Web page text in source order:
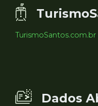
TurismoSantos.com.br
Dados